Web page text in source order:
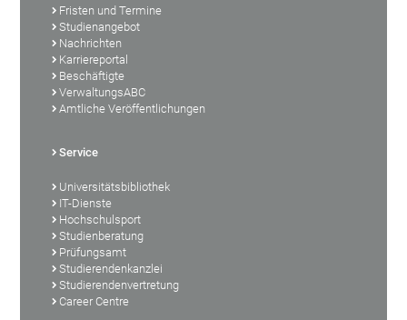
Fristen und Termine
Studienangebot
Nachrichten
Karriereportal
Beschäftigte
VerwaltungsABC
Amtliche Veröffentlichungen
Service
Universitätsbibliothek
IT-Dienste
Hochschulsport
Studienberatung
Prüfungsamt
Studierendenkanzlei
Studierendenvertretung
Career Centre